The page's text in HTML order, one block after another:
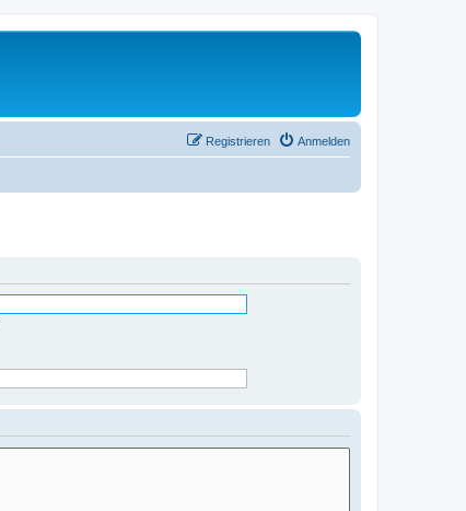
Anmelden
Registrieren